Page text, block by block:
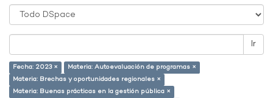
Ir
Fecha: 2023 ×
Materia: Autoevaluación de programas ×
Materia: Brechas y oportunidades regionales ×
Materia: Buenas prácticas en la gestión pública ×